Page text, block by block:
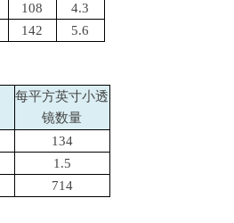
108
4.3
142 5.6
每平方英寸小透
镜数量
134
1.5
714